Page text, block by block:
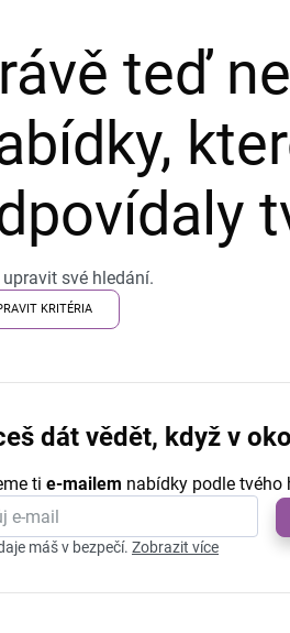
teď
své hledání.
KRITÉRIA
dát vědět, když v
ti e-mailem nabídky podle tvého
máš v bezpečí. Zobrazit více